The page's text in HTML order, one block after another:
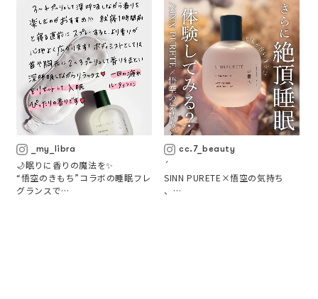
_my_libra
🌙眠りに香りの魔法を✨
“悟空のきもち”コラボの睡眠フレ
グランスで
cc.7_beauty
´
SINN PURETE×悟空の気持ち
、